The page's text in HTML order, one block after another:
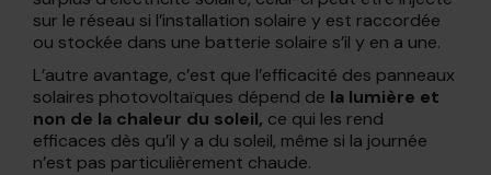
sur le réseau si l’installation solaire y est raccordée
ou stockée dans une batterie solaire s’il y en a une.
L’autre avantage, c’est que l’efficacité des panneaux
solaires photovoltaïques dépend de la lumière et
non de la chaleur du soleil, ce qui les rend
efficaces dès qu’il y a du soleil, même si la journée
n’est pas particulièrement chaude.